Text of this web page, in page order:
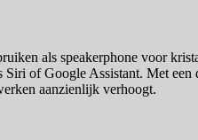
als speakerphone voor
of Google Assistant. Met
aanzienlijk verhoogt.